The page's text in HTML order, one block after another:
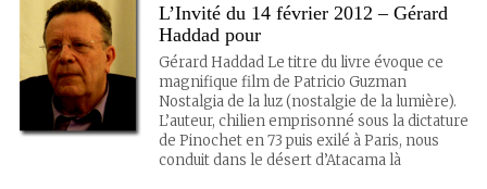
L’Invité du 14 février 2012 – Gérard
Haddad pour
Gérard Haddad Le titre du livre évoque ce
magnifique film de Patricio Guzman
Nostalgia de la luz (nostalgie de la lumière).
L’auteur, chilien emprisonné sous la dictature
de Pinochet en 73 puis exilé à Paris, nous
conduit dans le désert d’Atacama là